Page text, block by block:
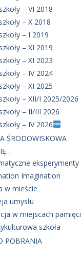
– VI 2018
– X 2018
– I 2019
– XI 2019
– XI 2023
– IV 2024
– XI 2025
– XII/I 2025/2026
– II/III 2026
– IV 2026
ŚRODOWISKOWA
eksperymenty
Imagination
w mieście
umysłu
w miejscach pamięci
szkoła
POBRANIA